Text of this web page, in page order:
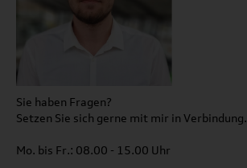
Sie haben Fragen?
Setzen Sie sich gerne mit mir in Verbindung.
Mo. bis Fr.: 08.00 - 15.00 Uhr